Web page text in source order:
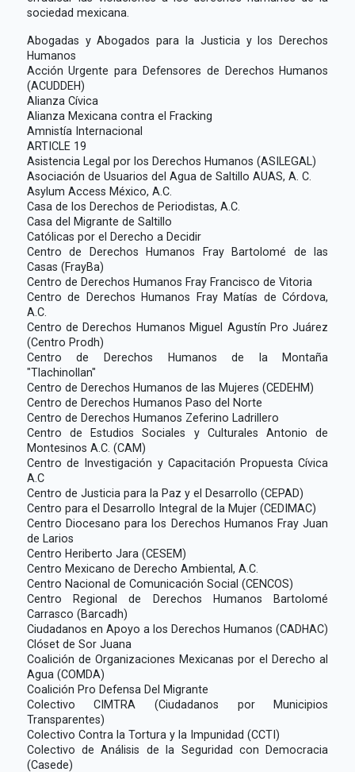
sociedad mexicana.
Abogadas y Abogados para la Justicia y los Derechos
Humanos
Acción Urgente para Defensores de Derechos Humanos
(ACUDDEH)
Alianza Cívica
Alianza Mexicana contra el Fracking
Amnistía Internacional
ARTICLE 19
Asistencia Legal por los Derechos Humanos (ASILEGAL)
Asociación de Usuarios del Agua de Saltillo AUAS, A. C.
Asylum Access México, A.C.
Casa de los Derechos de Periodistas, A.C.
Casa del Migrante de Saltillo
Católicas por el Derecho a Decidir
Centro de Derechos Humanos Fray Bartolomé de las
Casas (FrayBa)
Centro de Derechos Humanos Fray Francisco de Vitoria
Centro de Derechos Humanos Fray Matías de Córdova,
A.C.
Centro de Derechos Humanos Miguel Agustín Pro Juárez
(Centro Prodh)
Centro de Derechos Humanos de la Montaña
"Tlachinollan"
Centro de Derechos Humanos de las Mujeres (CEDEHM)
Centro de Derechos Humanos Paso del Norte
Centro de Derechos Humanos Zeferino Ladrillero
Centro de Estudios Sociales y Culturales Antonio de
Montesinos A.C. (CAM)
Centro de Investigación y Capacitación Propuesta Cívica
A.C
Centro de Justicia para la Paz y el Desarrollo (CEPAD)
Centro para el Desarrollo Integral de la Mujer (CEDIMAC)
Centro Diocesano para los Derechos Humanos Fray Juan
de Larios
Centro Heriberto Jara (CESEM)
Centro Mexicano de Derecho Ambiental, A.C.
Centro Nacional de Comunicación Social (CENCOS)
Centro Regional de Derechos Humanos Bartolomé
Carrasco (Barcadh)
Ciudadanos en Apoyo a los Derechos Humanos (CADHAC)
Clóset de Sor Juana
Coalición de Organizaciones Mexicanas por el Derecho al
Agua (COMDA)
Coalición Pro Defensa Del Migrante
Colectivo CIMTRA (Ciudadanos por Municipios
Transparentes)
Colectivo Contra la Tortura y la Impunidad (CCTI)
Colectivo de Análisis de la Seguridad con Democracia
(Casede)